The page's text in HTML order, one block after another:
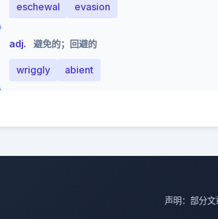
eschewal evasion
adj. 避免的；回避的
wriggly abient
声明：部分文